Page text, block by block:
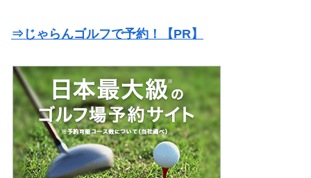
⇒じゃらんゴルフで予約！【PR】